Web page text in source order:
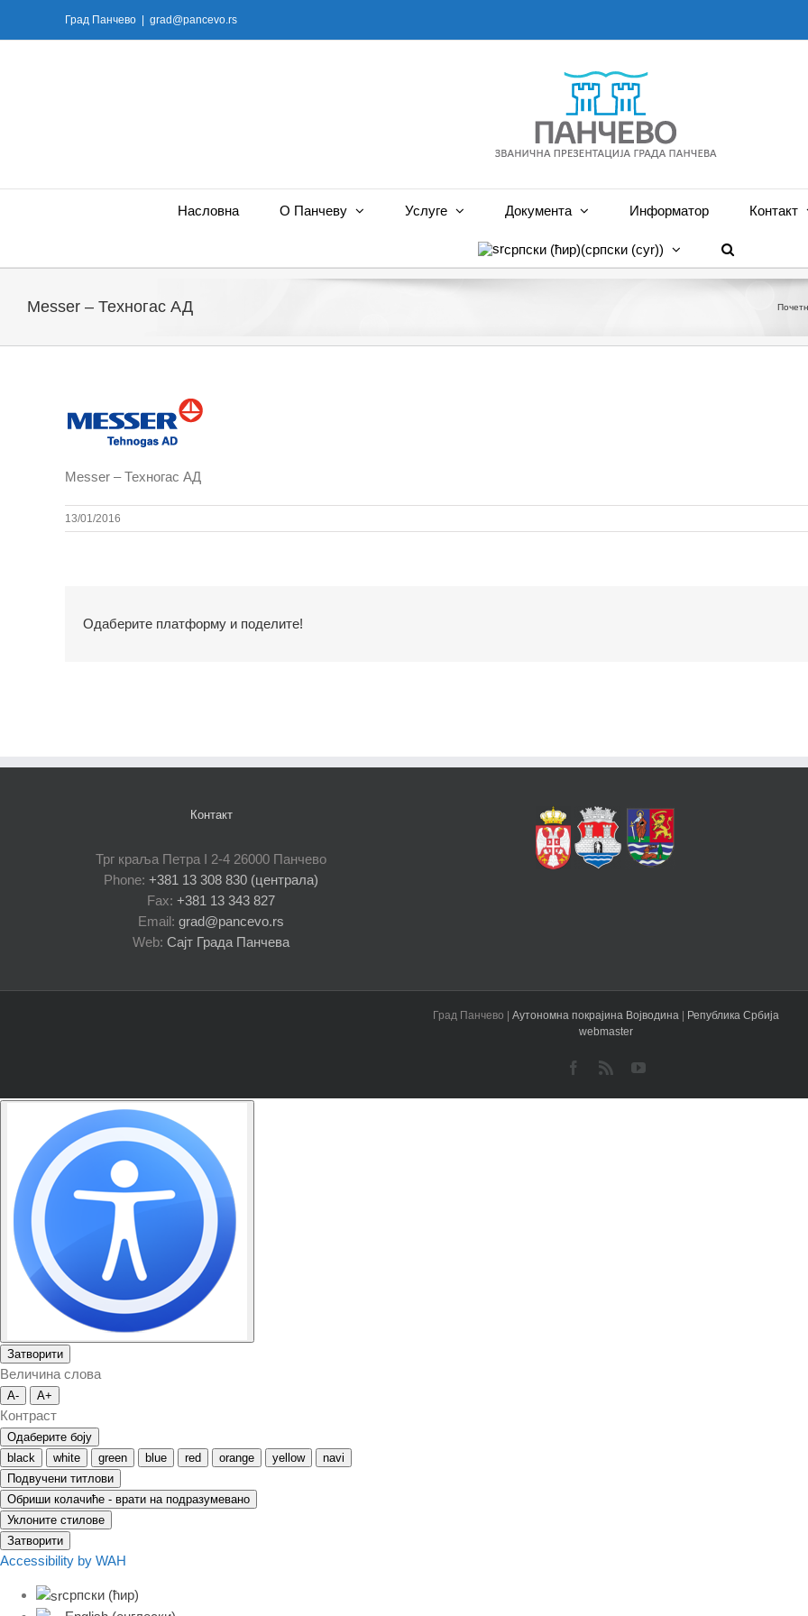
Град Панчево grad@pancevo.rs
Насловна О Панчеву Услуге Документа Информатор Контакт
српски (ћир)(српски (cyr))
Messer – Техногас АД
Messer – Техногас АД
13/01/2016
Одаберите платформу и поделите!
Контакт
Трг краља Петра I 2-4 26000 Панчево
Phone: +381 13 308 830 (централа)
Fax: +381 13 343 827
Email: grad@pancevo.rs
Web: Сајт Града Панчева
Град Панчево | Аутономна покрајина Војводина | Република Србија
webmaster
Facebook
Rss YouTube
Затворити
Величина слова
A- A+
Контраст
Одаберите боју
black
white green blue red orange yellow
navi
Подвучени титлови
Обриши колачиће - врати на подразумевано
Уклоните стилове
Затворити
Accessibility by WAH
српски (ћир)